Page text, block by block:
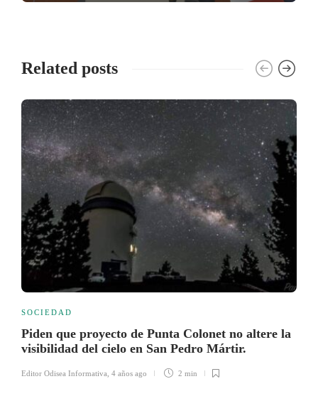
Related posts
SOCIEDAD
Piden que proyecto de Punta Colonet no altere la
visibilidad del cielo en San Pedro Mártir.
Editor Odisea Informativa 4 años ago 2 min